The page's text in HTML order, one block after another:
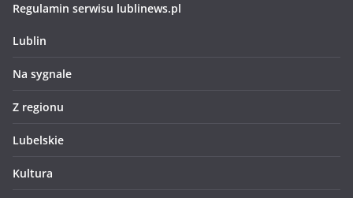
Regulamin serwisu lublinews.pl
Lublin
Na sygnale
Z regionu
Lubelskie
Kultura